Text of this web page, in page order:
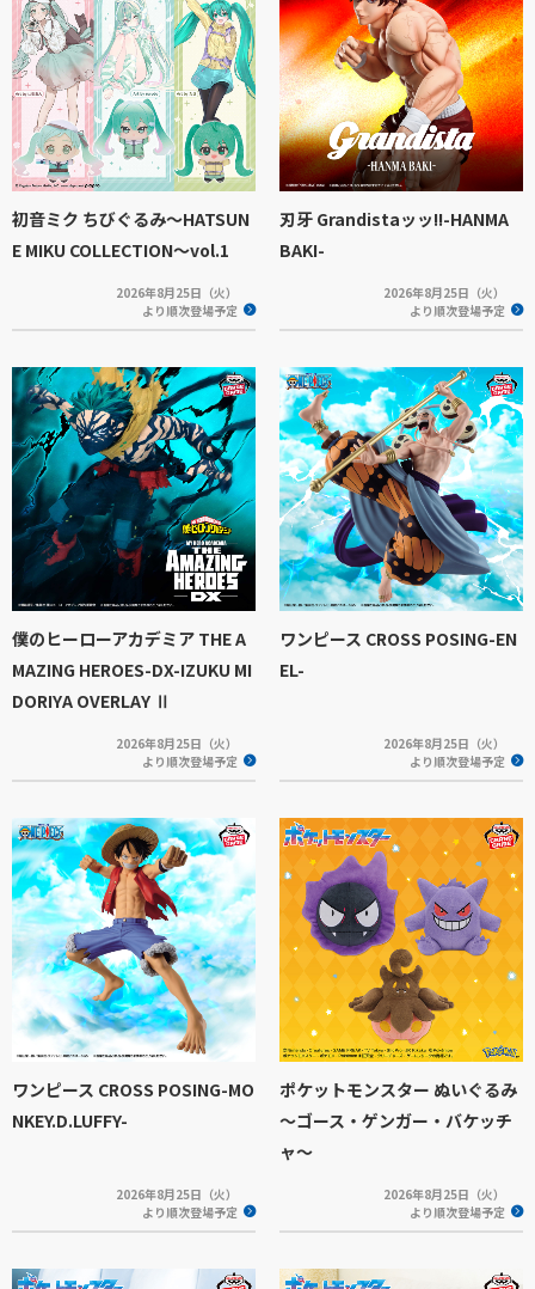
初音ミク ちびぐるみ～HATSUN
E MIKU COLLECTION～vol.1
2026年8月25日（火）
より順次登場予定
刃牙 Grandistaッッ!!-HANMA
BAKI-
2026年8月25日（火）
より順次登場予定
僕のヒーローアカデミア THE A
MAZING HEROES-DX-IZUKU MI
DORIYA OVERLAY Ⅱ
2026年8月25日（火）
より順次登場予定
ワンピース CROSS POSING-EN
EL-
2026年8月25日（火）
より順次登場予定
ワンピース CROSS POSING-MO
NKEY.D.LUFFY-
2026年8月25日（火）
より順次登場予定
ポケットモンスター ぬいぐるみ
～ゴース・ゲンガー・バケッチ
ャ～
2026年8月25日（火）
より順次登場予定